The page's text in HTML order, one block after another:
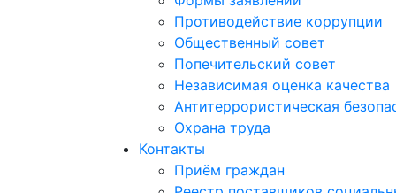
Противодействие коррупции
Общественный совет
Попечительский совет
Независимая оценка качества
Антитеррористическая
Охрана труда
Контакты
Приём граждан